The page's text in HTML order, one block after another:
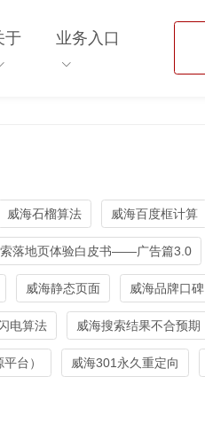
于 业务入口
威海石榴算法 威海百度框计算
索落地页体验白皮书——广告篇3.0
威海静态页面 威海品牌口碑
电算法 威海搜索结果不合预期
台） 威海301永久重定向